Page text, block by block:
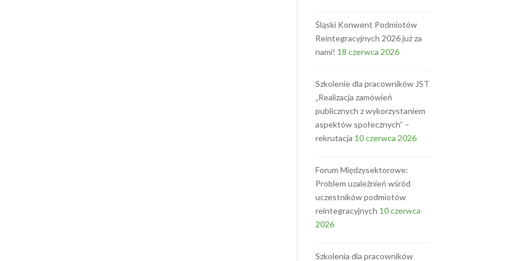
Śląski Konwent Podmiotów
Reintegracyjnych 2026 już za
nami! 18 czerwca 2026
Szkolenie dla pracowników JST
„Realizacja zamówień
publicznych z wykorzystaniem
aspektów społecznych” –
rekrutacja 10 czerwca 2026
Forum Międzysektorowe:
Problem uzależnień wśród
uczestników podmiotów
reintegracyjnych 10 czerwca
2026
Szkolenia dla pracowników